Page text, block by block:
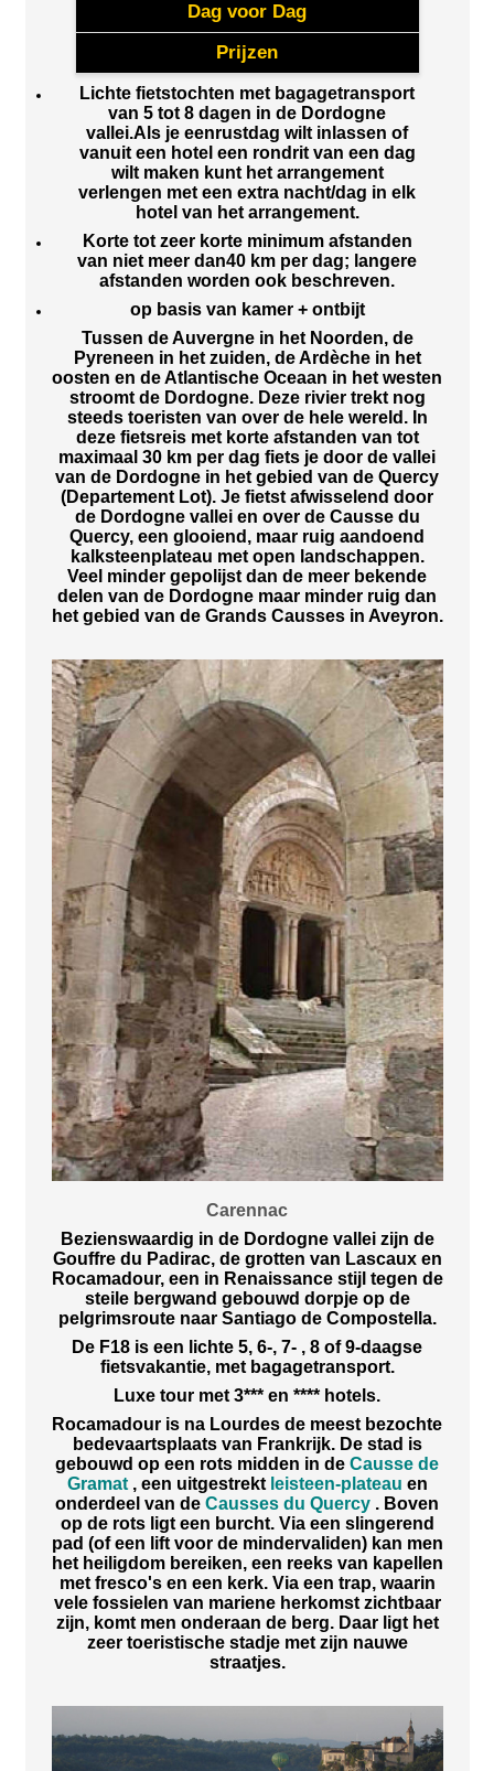
Dag voor Dag
Prijzen
Lichte fietstochten met bagagetransport
van 5 tot 8 dagen in de Dordogne
vallei.Als je eenrustdag wilt inlassen of
vanuit een hotel een rondrit van een dag
wilt maken kunt het arrangement
verlengen met een extra nacht/dag in elk
hotel van het arrangement.
Korte tot zeer korte minimum afstanden
van niet meer dan40 km per dag; langere
afstanden worden ook beschreven.
op basis van kamer + ontbijt
Tussen de Auvergne in het Noorden, de
Pyreneen in het zuiden, de Ardèche in het
oosten en de Atlantische Oceaan in het westen
stroomt de Dordogne. Deze rivier trekt nog
steeds toeristen van over de hele wereld. In
deze fietsreis met korte afstanden van tot
maximaal 30 km per dag fiets je door de vallei
van de Dordogne in het gebied van de Quercy
(Departement Lot). Je fietst afwisselend door
de Dordogne vallei en over de Causse du
Quercy, een glooiend, maar ruig aandoend
kalksteenplateau met open landschappen.
Veel minder gepolijst dan de meer bekende
delen van de Dordogne maar minder ruig dan
het gebied van de Grands Causses in Aveyron.
Carennac
Bezienswaardig in de Dordogne vallei zijn de
Gouffre du Padirac, de grotten van Lascaux en
Rocamadour, een in Renaissance stijl tegen de
steile bergwand gebouwd dorpje op de
pelgrimsroute naar Santiago de Compostella.
De F18 is een lichte 5, 6-, 7- , 8 of 9-daagse
fietsvakantie, met bagagetransport.
Luxe tour met 3*** en **** hotels.
Rocamadour is na Lourdes de meest bezochte
bedevaartsplaats van Frankrijk. De stad is
gebouwd op een rots midden in de Causse de
Gramat, een uitgestrekt leisteen-plateau en
onderdeel van de Causses du Quercy . Boven
op de rots ligt een burcht. Via een slingerend
pad (of een lift voor de mindervaliden) kan men
het heiligdom bereiken, een reeks van kapellen
met fresco's en een kerk. Via een trap, waarin
vele fossielen van mariene herkomst zichtbaar
zijn, komt men onderaan de berg. Daar ligt het
zeer toeristische stadje met zijn nauwe
straatjes.